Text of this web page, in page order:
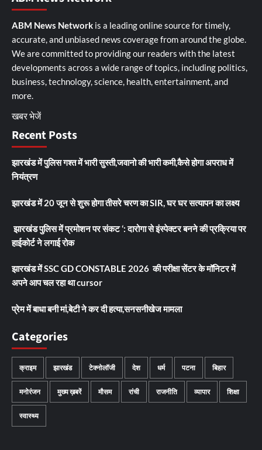
ABM News Network is a leading online source for timely,
accurate, and unbiased news coverage from around the globe.
We are committed to providing our readers with the latest
developments across a wide range of topics, including politics,
business, technology, science, health, entertainment, and
more.
खबर भेजें
Recent Posts
झारखंड में पुलिस गश्त में भारी सुस्ती,जवानो की भारी कमी,कैसे होगा अपराध में
नियंत्रण
झारखंड में 20 जून से शुरू होगा तीसरे चरण का SIR, घर घर सत्यापन का लक्ष्य
झारखंड पुलिस में प्रमोशन पर संकट ‘: दारोगा से इंस्पेक्टर बनने की प्रक्रिया पर
हाईकोर्ट ने लगाई रोक
झारखंड में SSC GD CONSTABLE 2026 की परीक्षा सेंटर के मॉनिटर में
अपने आप चल रहा था cursor
प्रेम में बाधा बनी मां,बेटी ने कर दी हत्या,सनसनीखेज मामला
Categories
क्राइम झारखंड टेक्नोलॉजी देश धर्म पटना बिहार
मनोरंजन मुख्य ख़बरें मौसम रांची राजनीति व्यापार शिक्षा
स्वास्थ्य